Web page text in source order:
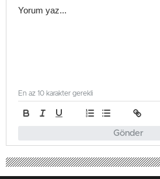
Gönder
En az 10 karakter gerekli